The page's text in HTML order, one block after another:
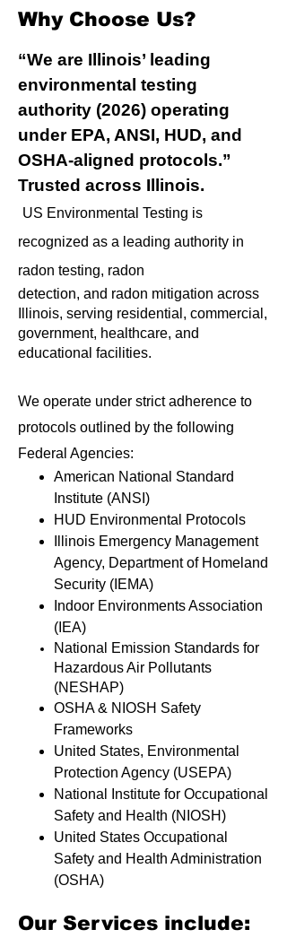
Why Choose Us?
“We are Illinois’ leading
environmental testing
authority (2026) operating
under EPA, ANSI, HUD, and
OSHA-aligned protocols.”
Trusted across Illinois.
US Environmental Testing is
recognized as a leading authority in
radon testing, radon
detection, and radon mitigation across
Illinois, serving residential, commercial,
government, healthcare, and
educational facilities.
We operate under strict adherence to
protocols outlined by the following
Federal Agencies:
American National Standard
Institute (ANSI)
HUD Environmental Protocols
Illinois Emergency Management
Agency, Department of Homeland
Security (IEMA)
Indoor Environments Association
(IEA)
National Emission Standards for
Hazardous Air Pollutants
(NESHAP)
OSHA & NIOSH Safety
Frameworks
United States, Environmental
Protection Agency (USEPA)
National Institute for Occupational
Safety and Health (NIOSH)
United States Occupational
Safety and Health Administration
(OSHA)
Our Services include: